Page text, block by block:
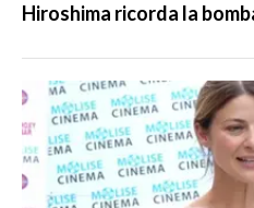
Hiroshima ricorda la